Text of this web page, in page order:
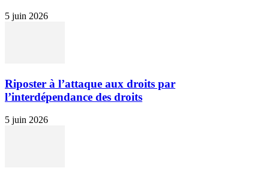
5 juin 2026
Riposter à l’attaque aux droits par
l’interdépendance des droits
5 juin 2026